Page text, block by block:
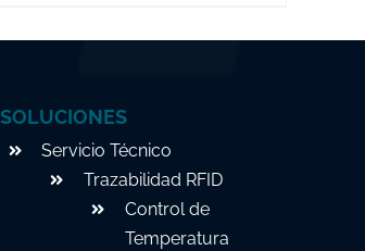
SOLUCIONES
Servicio Técnico
Trazabilidad RFID
Control de
Temperatura